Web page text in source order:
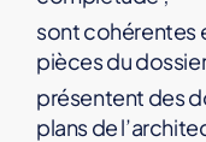
sont cohérentes
pièces du
présentent des
plans de